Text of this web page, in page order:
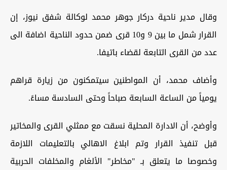
وقال مدير ناحية دركار جوهر محمد لوكالة شفق نيوز، إن
القرار شمل ما بين 9 و10 قرى ضمن حدود الناحية اضافة الى
عدد من القرى التابعة لقضاء باتيفا.
وأضاف محمد، أن المواطنين سيتمكنون من زيارة قراهم
يومياً من الساعة السابعة صباحاً وحتى السادسة مساءً.
وأوضح، أن الادارة المحلية نسقت مع ممثلي القرى والمخاتير
قبل تنفيذ القرار وتم ابلاغ الاهالي بالتعليمات اللازمة
وخصوصا ما يتعلق بـ "مخاطر" الألغام والمخلفات الحربية